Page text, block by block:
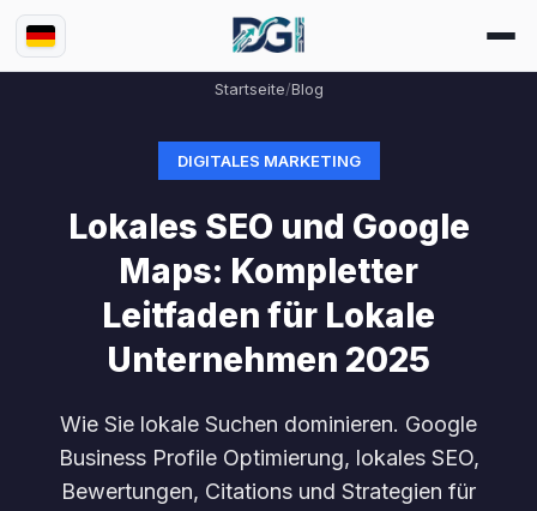
Startseite/Blog
DIGITALES MARKETING
Lokales SEO und Google
Maps: Kompletter
Leitfaden für Lokale
Unternehmen 2025
Wie Sie lokale Suchen dominieren. Google
Business Profile Optimierung, lokales SEO,
Bewertungen, Citations und Strategien für